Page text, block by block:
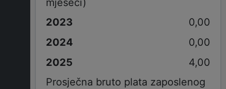
0,00
0,00
4,00
Prosječna bruto plata zaposlenog